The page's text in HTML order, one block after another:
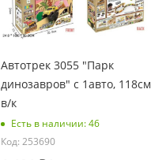
Автотрек 3055 "Парк
динозавров" с 1авто, 118см
в/к
Есть в наличии: 46
Код: 253690